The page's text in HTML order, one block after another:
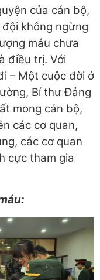
của cán bộ,
không ngừng
máu chưa
điều trị. Với
– Một cuộc đời ở
Bí thư Đảng
mong cán bộ,
các cơ quan,
các cơ quan
cực tham gia